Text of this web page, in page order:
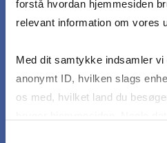
forstå hvordan hjemmesiden
relevant information om vores
Med dit samtykke indsamler
anonymt ID, hvilken slags
os med, hvilket land du
Optimere funktioner ved
Beherske integration af
flere variable